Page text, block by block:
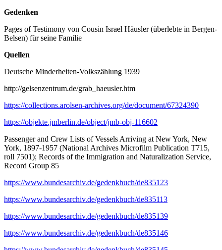
Gedenken
Pages of Testimony von Cousin Israel Häusler (überlebte in Bergen-
Belsen) für seine Familie
Quellen
Deutsche Minderheiten-Volkszählung 1939
http://gelsenzentrum.de/grab_haeusler.htm
https://collections.arolsen-archives.org/de/document/67324390
https://objekte.jmberlin.de/object/jmb-obj-116602
Passenger and Crew Lists of Vessels Arriving at New York, New
York, 1897-1957 (National Archives Microfilm Publication T715,
roll 7501); Records of the Immigration and Naturalization Service,
Record Group 85
https://www.bundesarchiv.de/gedenkbuch/de835123
https://www.bundesarchiv.de/gedenkbuch/de835113
https://www.bundesarchiv.de/gedenkbuch/de835139
https://www.bundesarchiv.de/gedenkbuch/de835146